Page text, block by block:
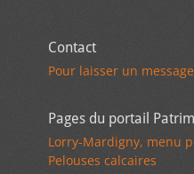
Contact
Pour laisser un message
Pages du portail
Lorry-Mardigny, menu
Pelouses calcaires